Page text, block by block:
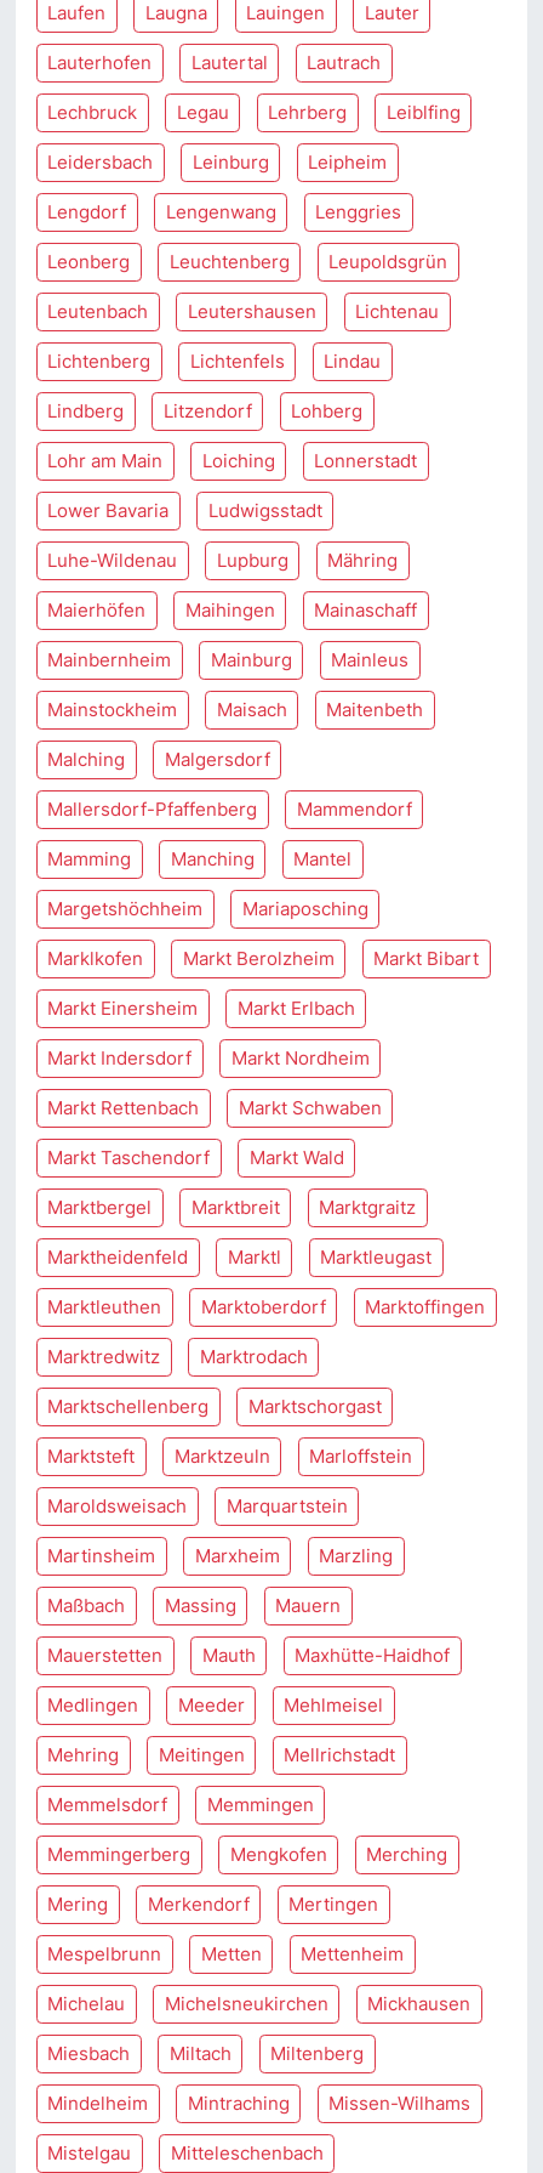
Laufen Laugna Lauingen Lauter
Lauterhofen Lautertal Lautrach
Lechbruck Legau Lehrberg Leiblfing
Leidersbach Leinburg Leipheim
Lengdorf Lengenwang Lenggries
Leonberg Leuchtenberg Leupoldsgrün
Leutenbach Leutershausen Lichtenau
Lichtenberg Lichtenfels Lindau
Lindberg Litzendorf Lohberg
Lohr am Main Loiching Lonnerstadt
Lower Bavaria Ludwigsstadt
Luhe-Wildenau Lupburg Mähring
Maierhöfen Maihingen Mainaschaff
Mainbernheim Mainburg Mainleus
Mainstockheim Maisach Maitenbeth
Malching Malgersdorf
Mallersdorf-Pfaffenberg Mammendorf
Mamming Manching Mantel
Margetshöchheim Mariaposching
Marklkofen Markt Berolzheim Markt Bibart
Markt Einersheim Markt Erlbach
Markt Indersdorf Markt Nordheim
Markt Rettenbach Markt Schwaben
Markt Taschendorf Markt Wald
Marktbergel Marktbreit Marktgraitz
Marktheidenfeld Marktl Marktleugast
Marktleuthen Marktoberdorf Marktoffingen
Marktredwitz Marktrodach
Marktschellenberg Marktschorgast
Marktsteft Marktzeuln Marloffstein
Maroldsweisach Marquartstein
Martinsheim Marxheim Marzling
Maßbach Massing Mauern
Mauerstetten Mauth Maxhütte-Haidhof
Medlingen Meeder Mehlmeisel
Mehring Meitingen Mellrichstadt
Memmelsdorf Memmingen
Memmingerberg Mengkofen Merching
Mering Merkendorf Mertingen
Mespelbrunn Metten Mettenheim
Michelau Michelsneukirchen Mickhausen
Miesbach Miltach Miltenberg
Mindelheim Mintraching Missen-Wilhams
Mistelgau Mitteleschenbach